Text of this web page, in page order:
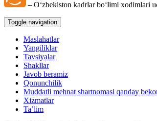
– Oʻzbekiston kadrlar boʻlimi хodimlari
Toggle navigation
Maslahatlar
Yangiliklar
Tavsiyalar
Shakllar
Javob beramiz
Qonunchilik
Muddatli mehnat shartnomasi qanday
Xizmatlar
Ta’lim